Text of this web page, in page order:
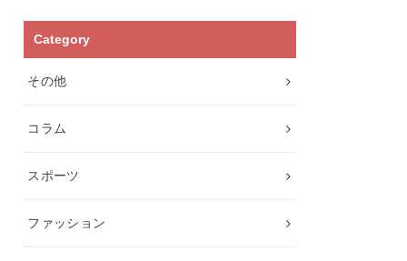
Category
その他
コラム
スポーツ
ファッション